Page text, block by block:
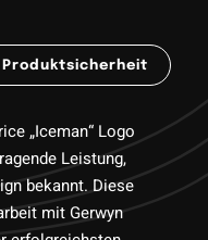
Produktsicherheit
„Iceman“ Logo
Leistung,
bekannt. Diese
mit Gerwyn